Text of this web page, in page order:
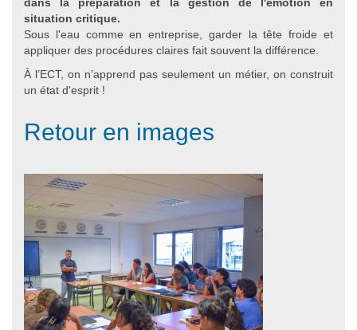
situation critique.
Sous l'eau comme en entreprise, garder la tête froide et
appliquer des procédures claires fait souvent la différence.
À l’ECT, on n’apprend pas seulement un métier, on construit
un état d'esprit !
Retour en images